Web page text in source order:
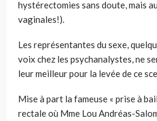
hystérectomies sans doute, mais
vaginales!).
Les représentantes du sexe,
voix chez les psychanalystes, ne
leur meilleur pour la levée de ce
Mise à part la fameuse « prise à
rectale où Mme Lou Andréas-